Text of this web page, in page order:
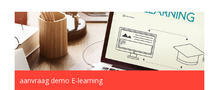
aanvraag demo E-learning